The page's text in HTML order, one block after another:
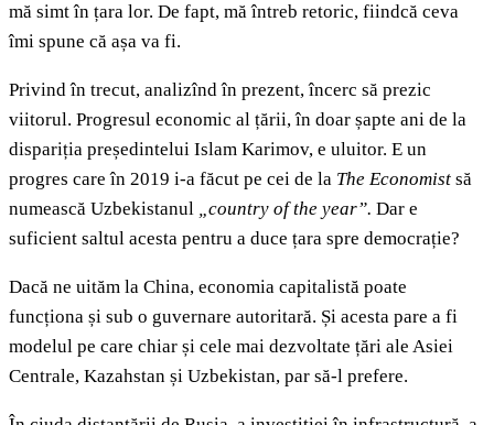
mă simt în țara lor. De fapt, mă întreb retoric, fiindcă ceva
îmi spune că așa va fi.
Privind în trecut, analizînd în prezent, încerc să prezic
viitorul. Progresul economic al țării, în doar șapte ani de la
dispariția președintelui Islam Karimov, e uluitor. E un
progres care în 2019 i-a făcut pe cei de la The Economist să
numească Uzbekistanul „country of the year”. Dar e
suficient saltul acesta pentru a duce țara spre democrație?
Dacă ne uităm la China, economia capitalistă poate
funcționa și sub o guvernare autoritară. Și acesta pare a fi
modelul pe care chiar și cele mai dezvoltate țări ale Asiei
Centrale, Kazahstan și Uzbekistan, par să-l prefere.